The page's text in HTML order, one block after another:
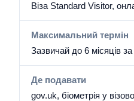
Віза Standard Visitor,
Максимальний термін
Зазвичай до 6 місяців за
Де подавати
gov.uk, біометрія у